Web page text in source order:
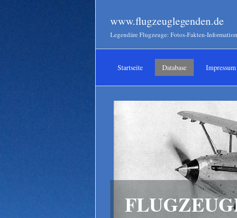
www.flugzeuglegenden.de
Legendäre Flugzeuge: Fotos-Fakten-
Startseite Database Impressum